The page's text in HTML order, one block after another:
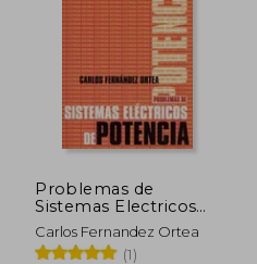
45%
dcto. $ 56.18
Problemas de
Sistemas Electricos
de Potencia
Carlos Fernandez Ortea
(1)